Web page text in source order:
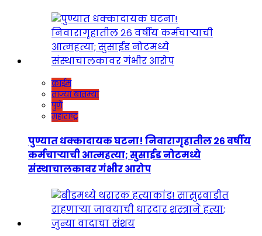
क्राईम
ताज्या बातम्या
पुणे
महाराष्ट्र
पुण्यात धक्कादायक घटना! निवारागृहातील २६ वर्षीय
कर्मचाऱ्याची आत्महत्या; सुसाईड नोटमध्ये
संस्थाचालकावर गंभीर आरोप